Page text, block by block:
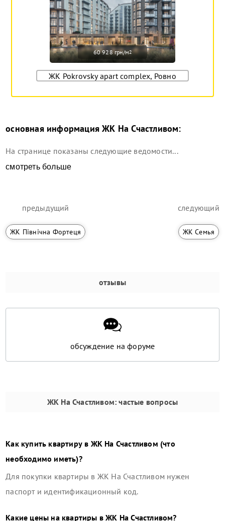
60 928 грн/м2
ЖК Pokrovsky apart complex, Ровно
основная информация ЖК На Счастливом:
На странице показаны следующие ведомости...
смотреть больше
предыдущий
ЖК Північна Фортеця
следующий
ЖК Семья
отзывы
обсуждение на форуме
ЖК На Счастливом: частые вопросы
Как купить квартиру в ЖК На Счастливом (что
необходимо иметь)?
Для покупки квартиры в ЖК На Счастливом нужен
паспорт и идентификационный код.
Какие цены на квартиры вЖК На Счастливом?